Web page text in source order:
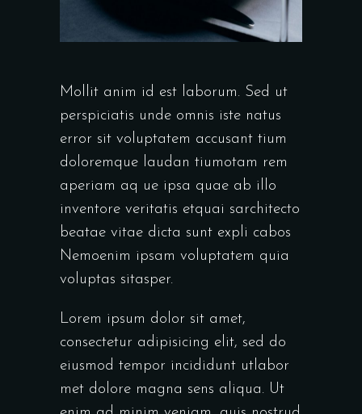
Mollit anim id est laborum. Sed ut
perspiciatis unde omnis iste natus
error sit voluptatem accusant tium
doloremque laudan tiumotam rem
aperiam aq ue ipsa quae ab illo
inventore veritatis etquai sarchitecto
beatae vitae dicta sunt expli cabos
Nemoenim ipsam voluptatem quia
voluptas sitasper.
Lorem ipsum dolor sit amet,
consectetur adipisicing elit, sed do
eiusmod tempor incididunt utlabor
met dolore magna sens aliqua. Ut